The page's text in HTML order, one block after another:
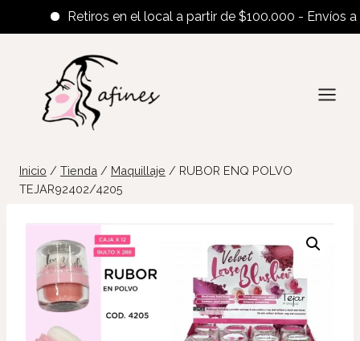
Retiros en el local a partir de $100.000 - Envíos al
contenido
Inicio / Tienda / Maquillaje / RUBOR ENQ POLVO
TEJAR92402/4205